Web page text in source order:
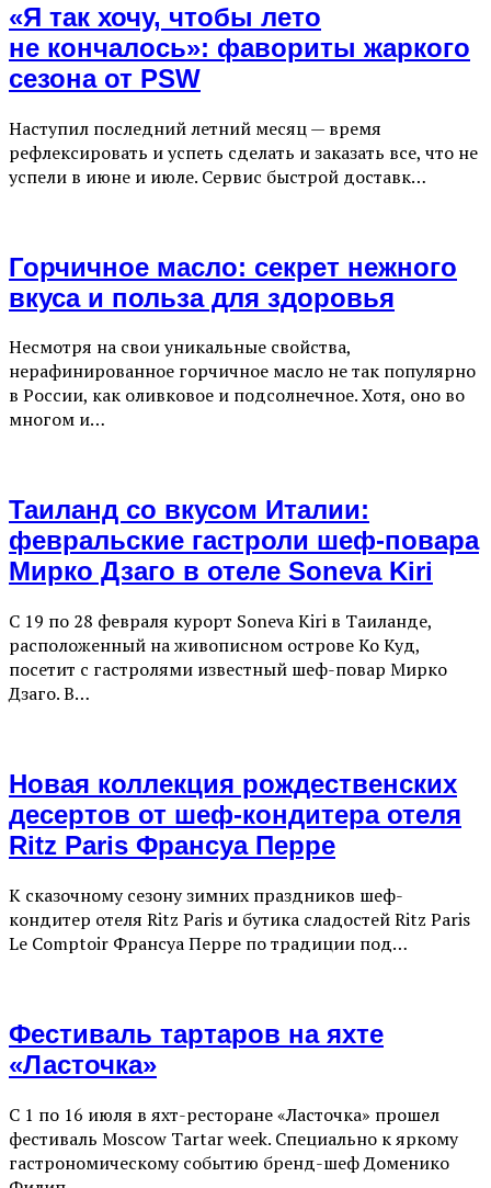
«Я так хочу, чтобы лето
не кончалось»: фавориты жаркого
сезона от PSW
Наступил последний летний месяц — время
рефлексировать и успеть сделать и заказать все, что не
успели в июне и июле. Сервис быстрой доставк…
Горчичное масло: секрет нежного
вкуса и польза для здоровья
Несмотря на свои уникальные свойства,
нерафинированное горчичное масло не так популярно
в России, как оливковое и подсолнечное. Хотя, оно во
многом и…
Таиланд со вкусом Италии:
февральские гастроли шеф-повара
Мирко Дзаго в отеле Soneva Kiri
С 19 по 28 февраля курорт Soneva Kiri в Таиланде,
расположенный на живописном острове Ко Куд,
посетит с гастролями известный шеф-повар Мирко
Дзаго. В…
Новая коллекция рождественских
десертов от шеф-кондитера отеля
Ritz Paris Франсуа Перре
К сказочному сезону зимних праздников шеф-
кондитер отеля Ritz Paris и бутика сладостей Ritz Paris
Le Comptoir Франсуа Перре по традиции под…
Фестиваль тартаров на яхте
«Ласточка»
С 1 по 16 июля в яхт-ресторане «Ласточка» прошел
фестиваль Moscow Tartar week. Специально к яркому
гастрономическому событию бренд-шеф Доменико